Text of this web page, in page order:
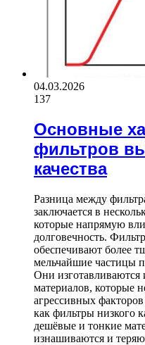
04.03.2026
137
Основные
фильтров
качества
Разница между
заключается в
которые напрямую
долговечность.
обеспечивают более
мельчайшие частицы
Они
материалов, которые
агрессивных
как фильтры низкого
дешёвые и тонкие
изнашиваются и